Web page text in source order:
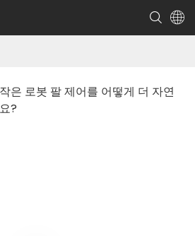
은 로봇 팔 제어를 어떻게 더 자연
?